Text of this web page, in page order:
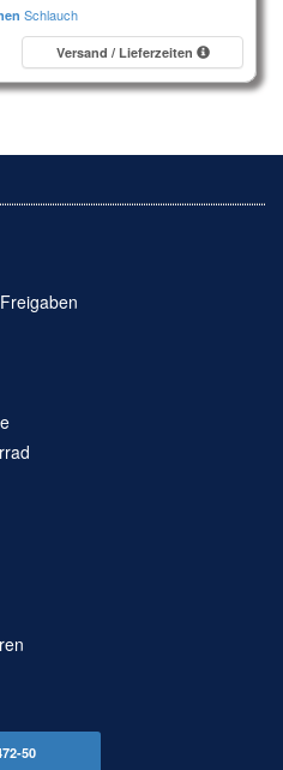
Schlauch
Versand / Lieferzeiten
50